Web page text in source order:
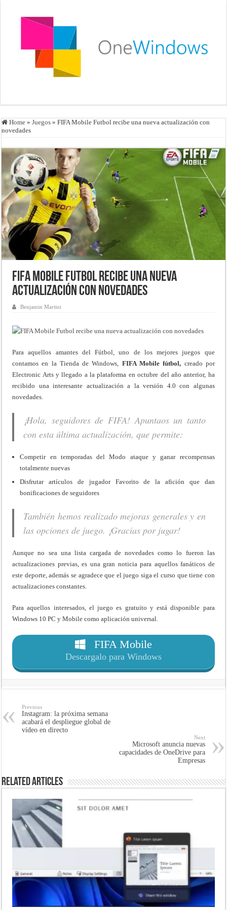
Home » Juegos » FIFA Mobile Futbol recibe una nueva actualización con
novedades
FIFA Mobile Futbol recibe una nueva
actualización con novedades
Benjamin Martini
Para aquellos amantes del Fútbol, uno de los mejores juegos que
contamos en la Tienda de Windows, FIFA Mobile fútbol, creado por
Electronic Arts y llegado a la plataforma en octubre del año anterior, ha
recibido una interesante actualización a la versión 4.0 con algunas
novedades.
¡Hola, seguidores de FIFA! Apuntaos un tanto
con esta última actualización, que permite:
Competir en temporadas del Modo ataque y ganar recompensas
totalmente nuevas
Disfrutar artículos de jugador Favorito de la afición que dan
bonificaciones de seguidores
También hemos realizado mejoras generales y en
las opciones de juego. ¡Gracias por jugar!
Aunque no sea una lista cargada de novedades como lo fueron las
actualizaciones previas, es una gran noticia para aquellos fanáticos de
este deporte, además se agradece que el juego siga el curso que tiene con
actualizaciones constantes.
Para aquellos interesados, el juego es gratuito y está disponible para
Windows 10 PC y Mobile como aplicación universal.
FIFA Mobile
Descargalo para Windows
Previous
Instagram: la próxima semana
acabará el despliegue global de
vídeo en directo
Next
Microsoft anuncia nuevas
capacidades de OneDrive para
Empresas
Related Articles